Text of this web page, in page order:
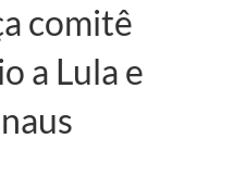
comitê
a Lula e